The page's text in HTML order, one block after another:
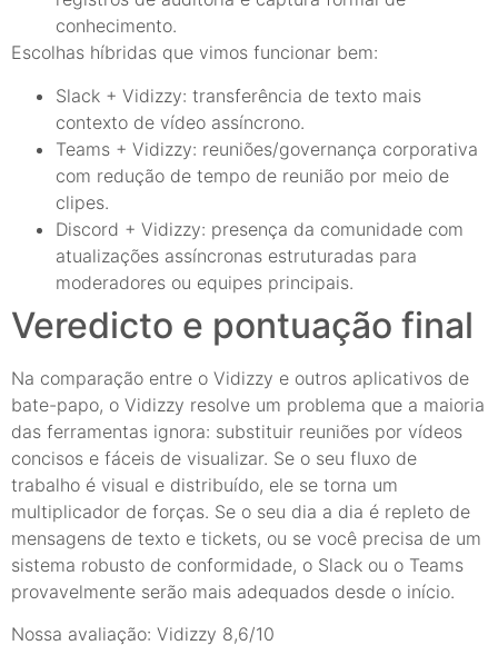
conhecimento.
Escolhas híbridas que vimos funcionar bem:
Slack + Vidizzy: transferência de texto mais
contexto de vídeo assíncrono.
Teams + Vidizzy: reuniões/governança corporativa
com redução de tempo de reunião por meio de
clipes.
Discord + Vidizzy: presença da comunidade com
atualizações assíncronas estruturadas para
moderadores ou equipes principais.
Veredicto e pontuação final
Na comparação entre o Vidizzy e outros aplicativos de
bate-papo, o Vidizzy resolve um problema que a maioria
das ferramentas ignora: substituir reuniões por vídeos
concisos e fáceis de visualizar. Se o seu fluxo de
trabalho é visual e distribuído, ele se torna um
multiplicador de forças. Se o seu dia a dia é repleto de
mensagens de texto e tickets, ou se você precisa de um
sistema robusto de conformidade, o Slack ou o Teams
provavelmente serão mais adequados desde o início.
Nossa avaliação: Vidizzy 8,6/10